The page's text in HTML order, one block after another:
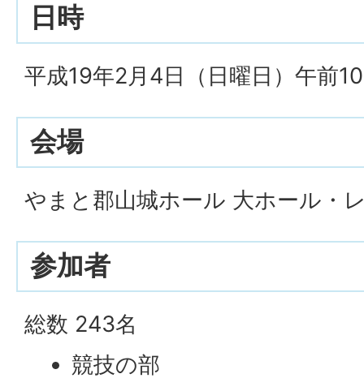
日時
平成19年2月4日（日曜日）午前
会場
やまと郡山城ホール 大ホール・
参加者
総数 243名
競技の部